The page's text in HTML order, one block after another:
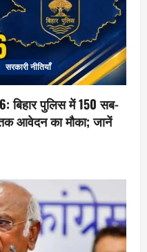
सरकारी नीतियाँ
बिहार पुलिस में 150 सब-
आवेदन का मौका; जानें